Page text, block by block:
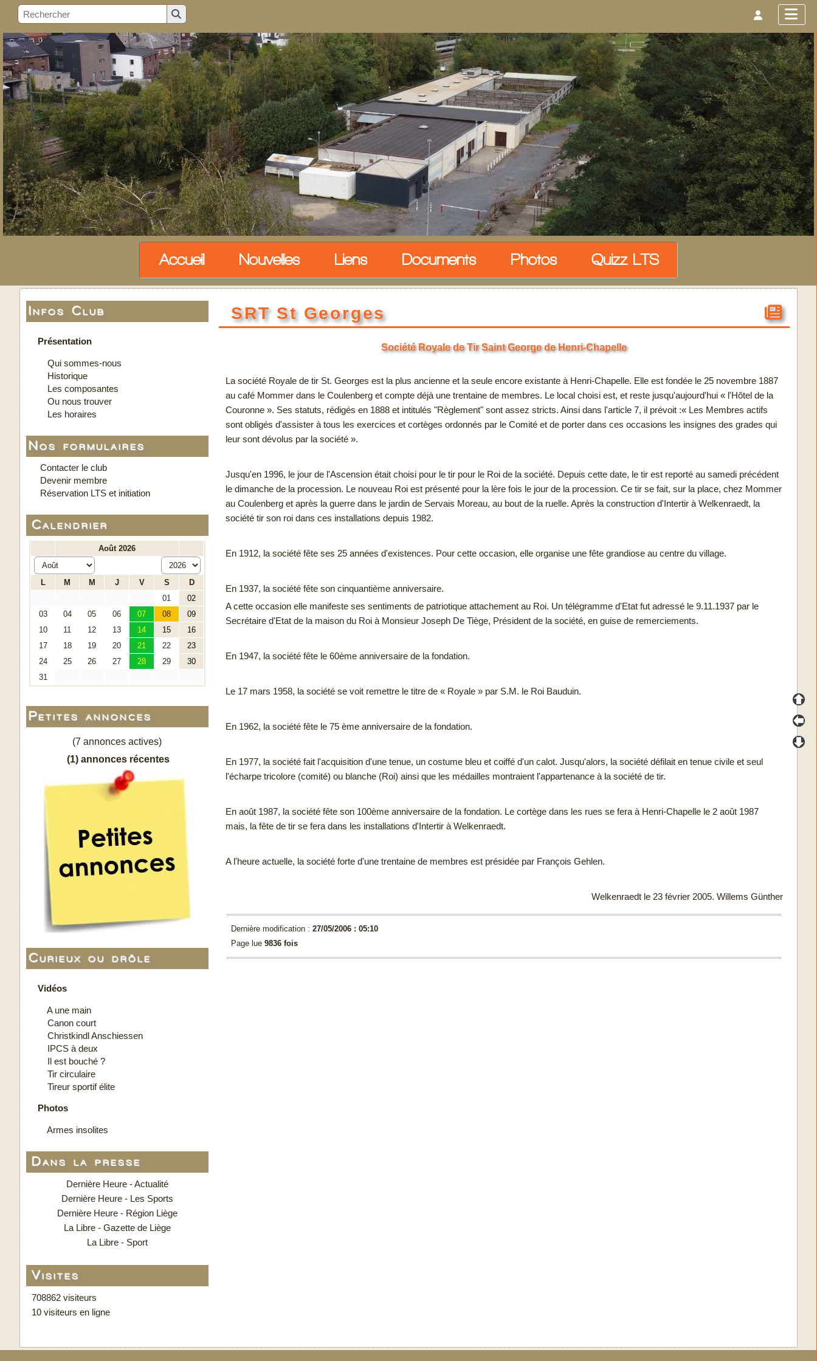
Accueil Nouvelles Liens Documents Photos Quizz LTS
Infos Club
Présentation
Qui sommes-nous
Historique
Les composantes
Ou nous trouver
Les horaires
Nos formulaires
Contacter le club
Devenir membre
Réservation LTS et initiation
Calendrier
Petites annonces
(7 annonces actives)
(1) annonces récentes
Curieux ou drôle
Vidéos
A une main
Canon court
Christkindl Anschiessen
IPCS à deux
Il est bouché ?
Tir circulaire
Tireur sportif élite
Photos
Armes insolites
Dans la presse
Dernière Heure - Actualité
Dernière Heure - Les Sports
Dernière Heure - Région Liège
La Libre - Gazette de Liège
La Libre - Sport
Visites
708862 visiteurs
10 visiteurs en ligne
SRT St Georges
Société Royale de Tir Saint George de Henri-Chapelle
La société Royale de tir St. Georges est la plus ancienne et la seule encore existante à Henri-Chapelle. Elle est fondée le 25 novembre 1887
au café Mommer dans le Coulenberg et compte déjà une trentaine de membres. Le local choisi est, et reste jusqu'aujourd'hui « l'Hôtel de la
Couronne ». Ses statuts, rédigés en 1888 et intitulés "Règlement" sont assez stricts. Ainsi dans l'article 7, il prévoit :« Les Membres actifs
sont obligés d'assister à tous les exercices et cortèges ordonnés par le Comité et de porter dans ces occasions les insignes des grades qui
leur sont dévolus par la société ».
Jusqu'en 1996, le jour de l'Ascension était choisi pour le tir pour le Roi de la société. Depuis cette date, le tir est reporté au samedi précédent
le dimanche de la procession. Le nouveau Roi est présenté pour la lère fois le jour de la procession. Ce tir se fait, sur la place, chez Mommer
au Coulenberg et après la guerre dans le jardin de Servais Moreau, au bout de la ruelle. Après la construction d'Intertir à Welkenraedt, la
société tir son roi dans ces installations depuis 1982.
En 1912, la société fête ses 25 années d'existences. Pour cette occasion, elle organise une fête grandiose au centre du village.
En 1937, la société fête son cinquantième anniversaire.
A cette occasion elle manifeste ses sentiments de patriotique attachement au Roi. Un télégramme d'Etat fut adressé le 9.11.1937 par le
Secrétaire d'Etat de la maison du Roi à Monsieur Joseph De Tiège, Président de la société, en guise de remerciements.
En 1947, la société fête le 60ème anniversaire de la fondation.
Le 17 mars 1958, la société se voit remettre le titre de « Royale » par S.M. le Roi Bauduin.
En 1962, la société fête le 75 ème anniversaire de la fondation.
En 1977, la société fait l'acquisition d'une tenue, un costume bleu et coiffé d'un calot. Jusqu'alors, la société défilait en tenue civile et seul
l'écharpe tricolore (comité) ou blanche (Roi) ainsi que les médailles montraient l'appartenance à la société de tir.
En août 1987, la société fête son 100ème anniversaire de la fondation. Le cortège dans les rues se fera à Henri-Chapelle le 2 août 1987
mais, la fête de tir se fera dans les installations d'Intertir à Welkenraedt.
A l'heure actuelle, la société forte d'une trentaine de membres est présidée par François Gehlen.
Welkenraedt le 23 février 2005. Willems Günther
Dernière modification : 27/05/2006 : 05:10
Page lue 9836 fois